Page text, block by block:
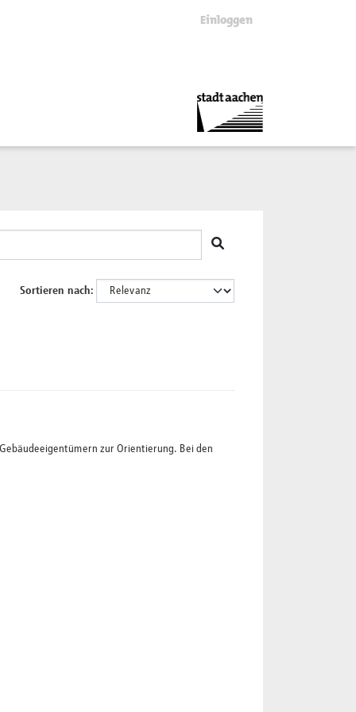
Einloggen
Sortieren nach
zur Orientierung. Bei den